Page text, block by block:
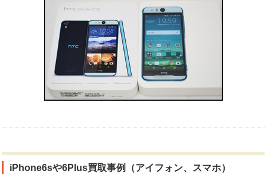
iPhone6sや6Plus買取事例（アイフォン、スマホ）